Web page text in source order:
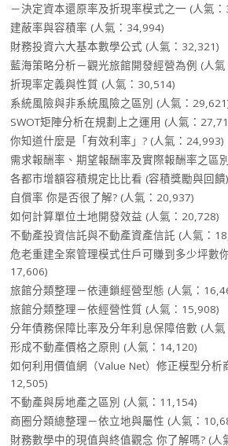
－決定資本還原率及折現率模式之一 (人氣
建蔽率與容積率 (人氣：34,994)
財務投資六大基本數學公式 (人氣：32,321)
藍海策略分析－觀光旅館開發經營為例 (人
折現率定義與性質 (人氣：30,514)
系統風險與非系統風險之區別 (人氣：
SWOT矩陣分析在規劃上之運用 (人氣：
你知道什麼是「有效利率」? (人氣：24,993)
需求報酬率、期望報酬率及實際報酬率之區別
各都市增額容積規定比比看 (容積獎勵與回饋)
自償率 你是否很了解? (人氣：20,937)
如何計算單位土地開發效益 (人氣：20,728)
不動產投資信託與不動產資產信託 (人氣：
危老重建全案管理模式住戶可賺到多少坪數
17,606)
旅館分類整理－依連鎖經營型態 (人氣：
旅館分類整理－依經營性質 (人氣：15,908)
分年債務保障比率及分年利息保障倍數 (人
形成不動產價格之原則 (人氣：14,120)
如何利用價值網（Value Net）修正模型分析
12,505)
不動產與房地產之區別 (人氣：11,154)
商圈分類總整理－依立地與屬性 (人氣：
財務數學中的現值與終值觀念 你了解嗎? (人